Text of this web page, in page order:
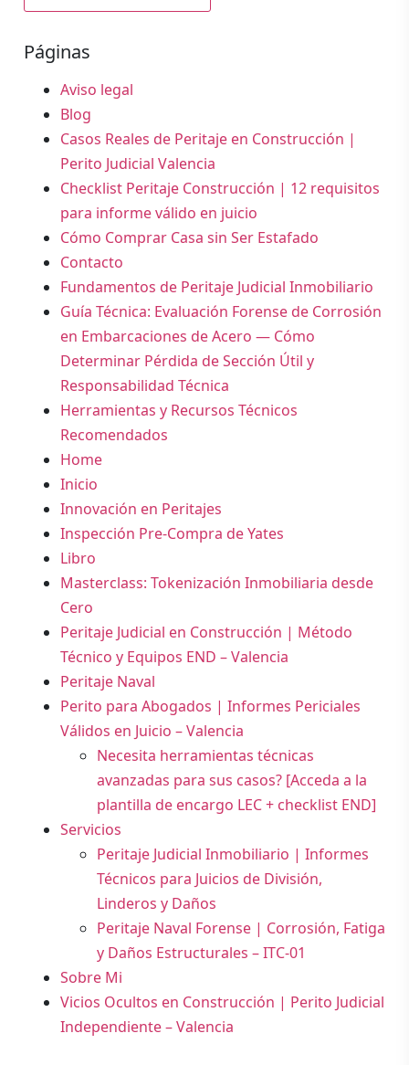
Páginas
Aviso legal
Blog
Casos Reales de Peritaje en Construcción |
Perito Judicial Valencia
Checklist Peritaje Construcción | 12 requisitos
para informe válido en juicio
Cómo Comprar Casa sin Ser Estafado
Contacto
Fundamentos de Peritaje Judicial Inmobiliario
Guía Técnica: Evaluación Forense de Corrosión
en Embarcaciones de Acero — Cómo
Determinar Pérdida de Sección Útil y
Responsabilidad Técnica
Herramientas y Recursos Técnicos
Recomendados
Home
Inicio
Innovación en Peritajes
Inspección Pre-Compra de Yates
Libro
Masterclass: Tokenización Inmobiliaria desde
Cero
Peritaje Judicial en Construcción | Método
Técnico y Equipos END – Valencia
Peritaje Naval
Perito para Abogados | Informes Periciales
Válidos en Juicio – Valencia
Necesita herramientas técnicas
avanzadas para sus casos? [Acceda a la
plantilla de encargo LEC + checklist END]
Servicios
Peritaje Judicial Inmobiliario | Informes
Técnicos para Juicios de División,
Linderos y Daños
Peritaje Naval Forense | Corrosión, Fatiga
y Daños Estructurales – ITC-01
Sobre Mi
Vicios Ocultos en Construcción | Perito Judicial
Independiente – Valencia